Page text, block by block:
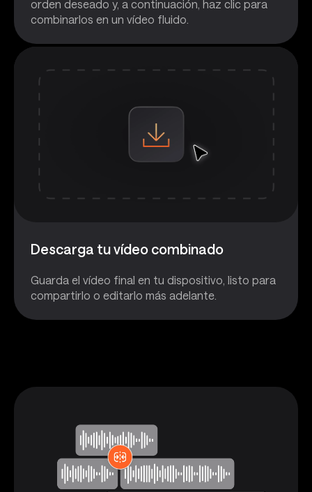
orden deseado y, a continuación, haz clic para
combinarlos en un vídeo fluido.
Descarga tu vídeo combinado
Guarda el vídeo final en tu dispositivo, listo para
compartirlo o editarlo más adelante.